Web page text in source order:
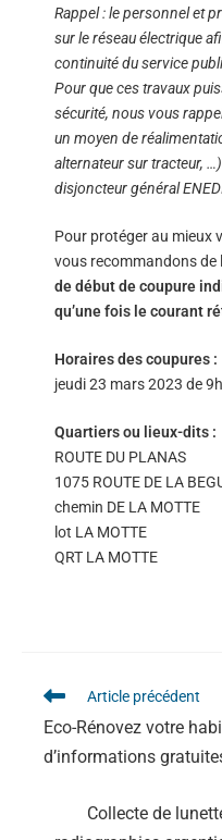
Rappel : le personnel et
sur le réseau électrique
continuité du service
Pour que ces travaux
sécurité, nous vous
un moyen de
alternateur sur tracteur,
disjoncteur général
Pour protéger au mieux
vous recommandons de
de début de coupure
qu’une fois le courant
Horaires des coupures :
jeudi 23 mars 2023 de
Quartiers ou lieux-dits :
ROUTE DU PLANAS
1075 ROUTE DE LA
chemin DE LA MOTTE
lot LA MOTTE
QRT LA MOTTE
Article précédent
Eco-Rénovez votre
d’informations
Collecte de